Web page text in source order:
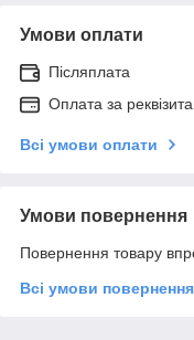
Умови оплати
Післяплата
Оплата за
Всі умови оплати
Умови повернення
Повернення товару
Всі умови повернення